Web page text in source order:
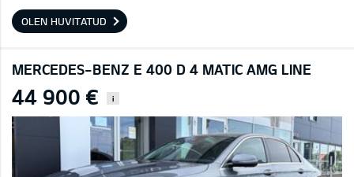
OLEN HUVITATUD
MERCEDES-BENZ E 400 D 4 MATIC AMG LINE
44 900 € i